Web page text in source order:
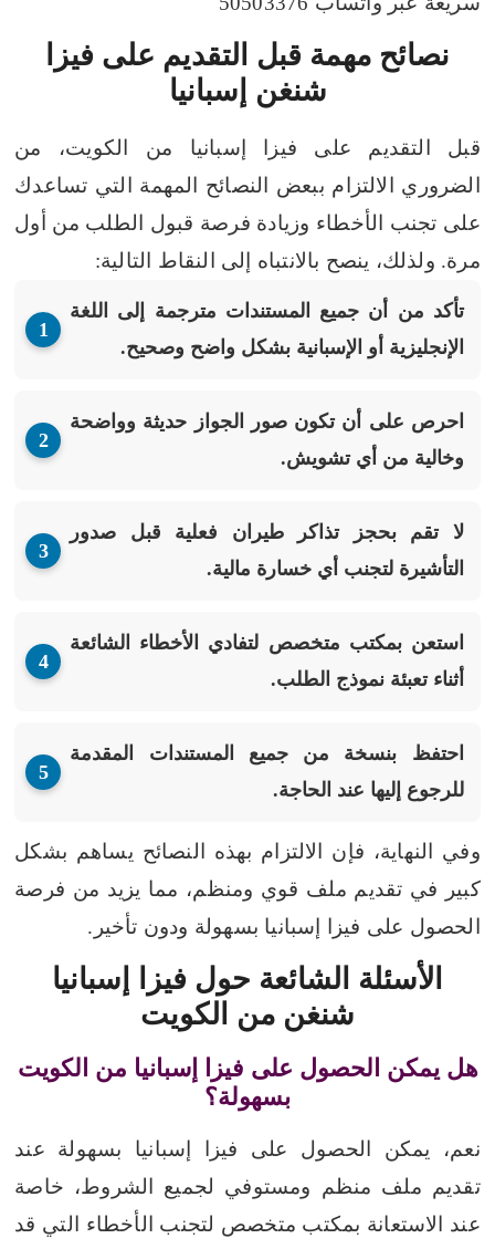
نصائح مهمة قبل التقديم على فيزا
شنغن إسبانيا
قبل التقديم على فيزا إسبانيا من الكويت، من
الضروري الالتزام ببعض النصائح المهمة التي تساعدك
على تجنب الأخطاء وزيادة فرصة قبول الطلب من أول
مرة. ولذلك، ينصح بالانتباه إلى النقاط التالية:
تأكد من أن جميع المستندات مترجمة إلى اللغة
الإنجليزية أو الإسبانية بشكل واضح وصحيح.
احرص على أن تكون صور الجواز حديثة وواضحة
وخالية من أي تشويش.
لا تقم بحجز تذاكر طيران فعلية قبل صدور
التأشيرة لتجنب أي خسارة مالية.
استعن بمكتب متخصص لتفادي الأخطاء الشائعة
أثناء تعبئة نموذج الطلب.
احتفظ بنسخة من جميع المستندات المقدمة
للرجوع إليها عند الحاجة.
وفي النهاية، فإن الالتزام بهذه النصائح يساهم بشكل
كبير في تقديم ملف قوي ومنظم، مما يزيد من فرصة
الحصول على فيزا إسبانيا بسهولة ودون تأخير.
الأسئلة الشائعة حول فيزا إسبانيا
شنغن من الكويت
هل يمكن الحصول على فيزا إسبانيا من الكويت
بسهولة؟
نعم، يمكن الحصول على فيزا إسبانيا بسهولة عند
تقديم ملف منظم ومستوفي لجميع الشروط، خاصة
عند الاستعانة بمكتب متخصص لتجنب الأخطاء التي قد